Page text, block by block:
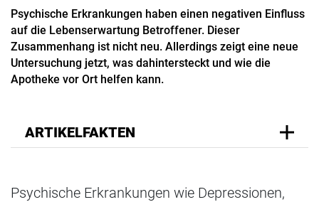
Psychische Erkrankungen haben einen negativen Einfluss
auf die Lebenserwartung Betroffener. Dieser
Zusammenhang ist nicht neu. Allerdings zeigt eine neue
Untersuchung jetzt, was dahintersteckt und wie die
Apotheke vor Ort helfen kann.
ARTIKELFAKTEN
Psychische Erkrankungen wie Depressionen,